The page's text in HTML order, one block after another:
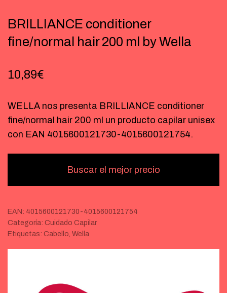
BRILLIANCE conditioner
fine/normal hair 200 ml by Wella
10,89€
WELLA nos presenta BRILLIANCE conditioner
fine/normal hair 200 ml un producto capilar unisex
con EAN 4015600121730-4015600121754.
Buscar el mejor precio
EAN: 4015600121730-4015600121754
Categoría: Cuidado Capilar
Etiquetas: Cabello, Wella